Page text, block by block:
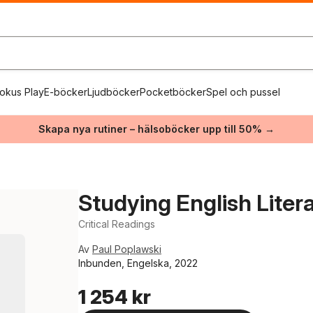
PlayE-böckerLjudböckerPocketböckerSpel och pussel
Skapa nya rutiner – hälsoböcker upp till 50% →
Studying English
Critical Readings
Av Paul Poplawski
Inbunden, Engelska, 2022
1 254 kr